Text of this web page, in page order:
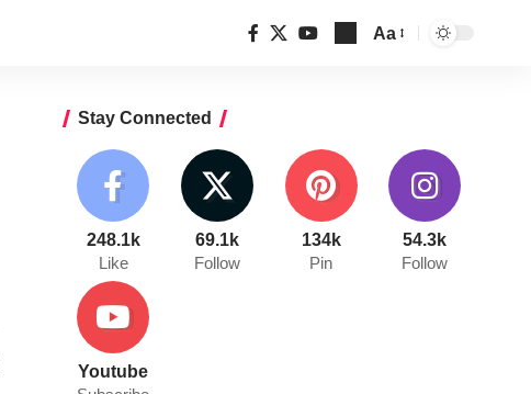
Aa
Stay Connected
248.1k
Like
69.1k
Follow
134k
Pin
54.3k
Follow
Youtube